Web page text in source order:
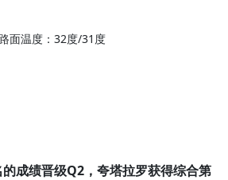
面温度：32度/31度
成绩晋级Q2，夸塔拉罗获得综合第